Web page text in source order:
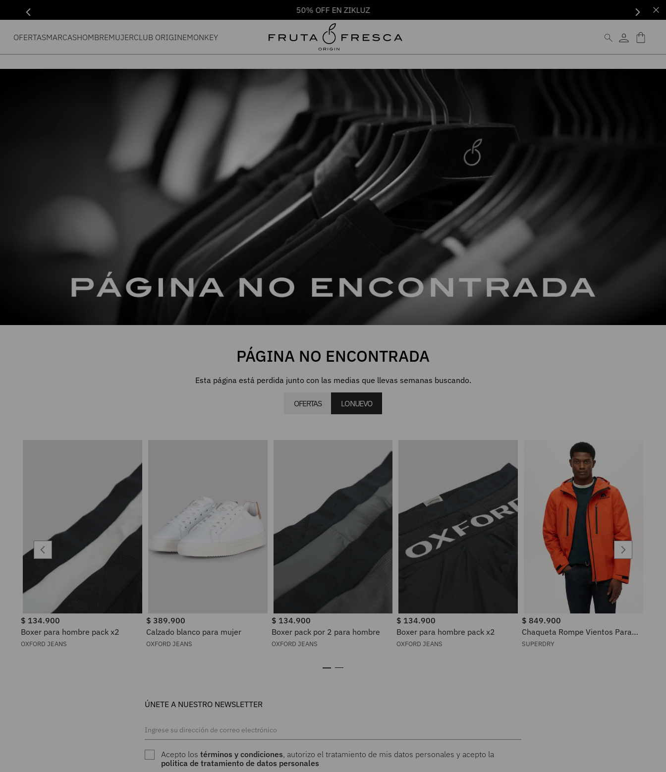
50% OFF EN ZIKLUZ
OFERTASMARCASHOMBREMUJERCLUB ORIGINEMONKEY
PÁGINA NO ENCONTRADA
Esta página está perdida junto con las medias que llevas semanas buscando.
OFERTAS LO NUEVO
$ 134.900
Boxer para hombre pack x2
OXFORD JEANS
$ 389.900
Calzado blanco para mujer
OXFORD JEANS
$ 134.900
Boxer pack por 2 para hombre
OXFORD JEANS
$ 134.900
Boxer para hombre pack x2
OXFORD JEANS
$ 849.900
Chaqueta Rompe Vientos Para
Hombre Waterproof Superdry
SUPERDRY
ÚNETE A NUESTRO NEWSLETTER
Acepto lostérminos y condiciones, autorizo el tratamiento de mis datos personales y acepto la
politica de tratamiento de datos personales